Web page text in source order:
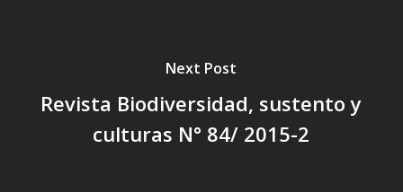
Next Post
Revista Biodiversidad, sustento y
culturas N° 84/ 2015-2